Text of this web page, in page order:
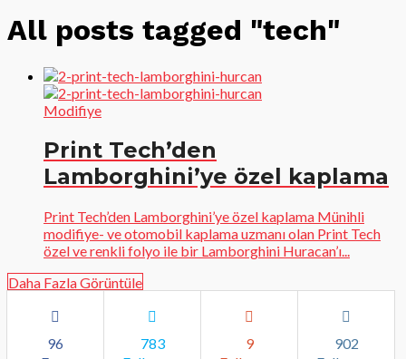
All posts tagged "tech"
Modifiye
Print Tech’den
Lamborghini’ye özel kaplama
Print Tech’den Lamborghini’ye özel kaplama Münihli
modifiye- ve otomobil kaplama uzmanı olan Print Tech
özel ve renkli folyo ile bir Lamborghini Huracan’ı...
Daha Fazla Görüntüle
96
783
9
902